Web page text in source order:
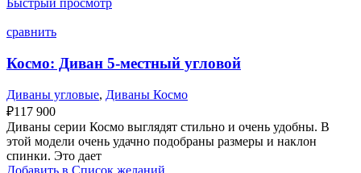
Быстрый просмотр
сравнить
Космо: Диван 5-местный угловой
Диваны угловые, Диваны Космо
₽117 900
Диваны серии Космо выглядят стильно и очень удобны. В
этой модели очень удачно подобраны размеры и наклон
спинки. Это дает
Добавить в Список желаний